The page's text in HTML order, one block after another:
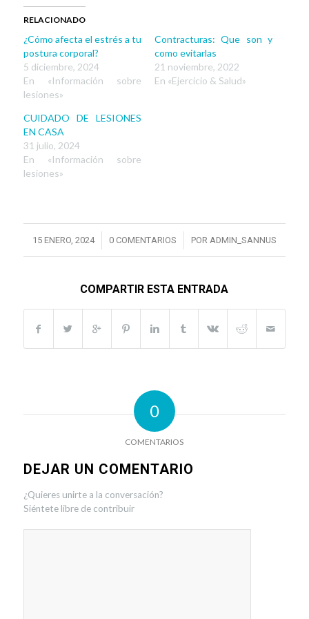
Twitter
(Se
abre
una
ventana
nueva)
Facebook
(Se
abre
en
una
ventana
nueva)
RELACIONADO
¿Cómo afecta el estrés a tu
postura corporal?
5 diciembre, 2024
En «Información sobre
lesiones»
Contracturas: Que son y
como evitarlas
21 noviembre, 2022
En «Ejercicio & Salud»
CUIDADO DE LESIONES
EN CASA
31 julio, 2024
En «Información sobre
lesiones»
15 ENERO, 2024
/ 0 COMENTARIOS
/ POR ADMIN_SANNUS
COMPARTIR ESTA ENTRADA
0
COMENTARIOS
DEJAR UN COMENTARIO
¿Quieres unirte a la conversación?
Siéntete libre de contribuir